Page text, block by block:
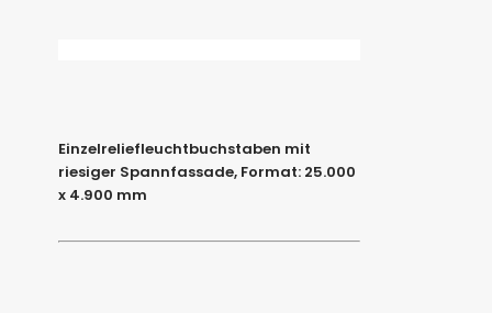
Einzelreliefleuchtbuchstaben mit
riesiger Spannfassade, Format: 25.000
x 4.900 mm